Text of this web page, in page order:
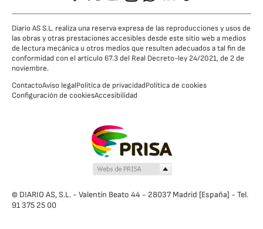
Diario AS S.L. realiza una reserva expresa de las reproducciones y usos de
las obras y otras prestaciones accesibles desde este sitio web a medios
de lectura mecánica u otros medios que resulten adecuados a tal fin de
conformidad con el artículo 67.3 del Real Decreto-ley 24/2021, de 2 de
noviembre.
ContactoAviso legalPolítica de privacidadPolítica de cookies
Configuración de cookiesAccesibilidad
© DIARIO AS, S.L. - Valentín Beato 44 - 28037 Madrid [España] - Tel.
91 375 25 00